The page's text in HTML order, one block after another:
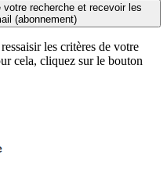
recherche et recevoir les
(abonnement)
les critères de votre
cela, cliquez sur le bouton